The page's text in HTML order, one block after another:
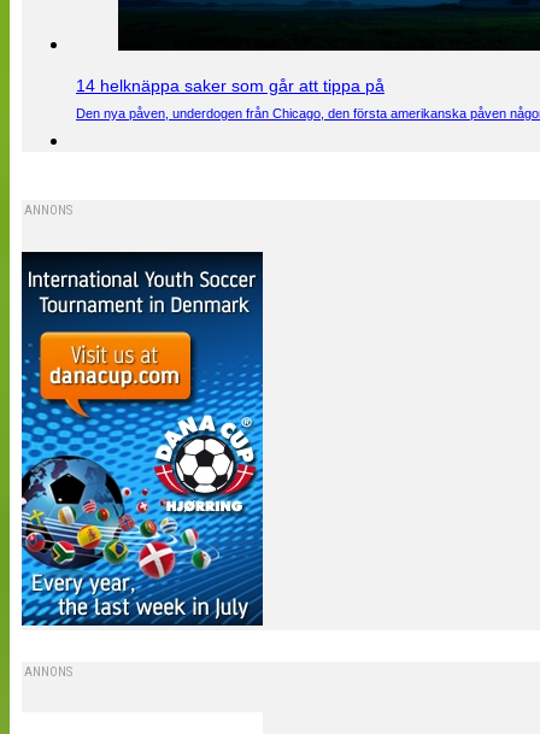
14 helknäppa saker som går att tippa på
Den nya påven, underdogen från Chicago, den första amerikanska påven
ANNONS
ANNONS